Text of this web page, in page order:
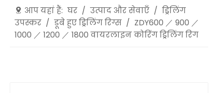
आप यहां हैं: घर / उत्पाद और सेवाएँ / ड्रिलिंग
उपस्कर / डूबे हुए ड्रिलिंग रिग्स / ZDY600 ／ 900 ／
1000 ／ 1200 ／ 1800 वायरलाइन कोरिंग ड्रिलिंग रिग